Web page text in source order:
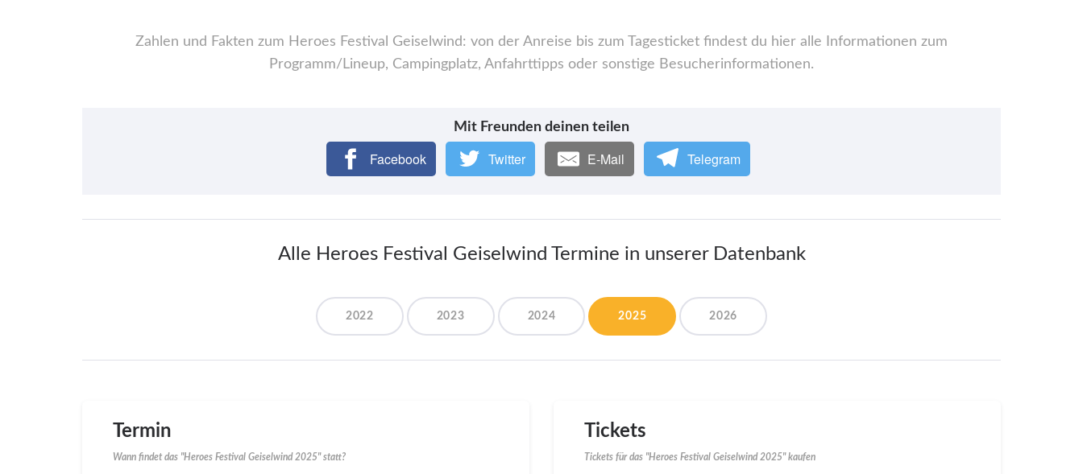
Zahlen und Fakten zum Heroes Festival Geiselwind: von der Anreise bis zum Tagesticket findest du hier alle Informationen zum
Programm/Lineup, Campingplatz, Anfahrttipps oder sonstige Besucherinformationen.
Mit Freunden deinen teilen
Facebook Twitter E-Mail Telegram
Alle Heroes Festival Geiselwind Termine in unserer Datenbank
2022 2023 2024 2025 2026
Termin
Wann findet das "Heroes Festival Geiselwind 2025" statt?
Tickets
Tickets für das "Heroes Festival Geiselwind 2025" kaufen